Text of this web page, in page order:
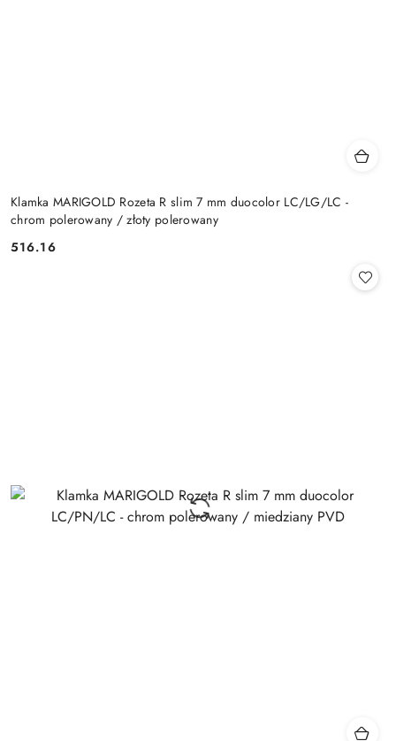
Klamka MARIGOLD Rozeta R slim 7 mm duocolor LC/LG/LC -
chrom polerowany / złoty polerowany
Cena:
516.16